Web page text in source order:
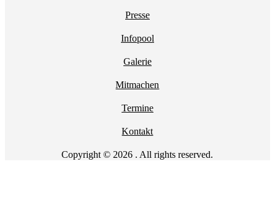
Presse
Infopool
Galerie
Mitmachen
Termine
Kontakt
Copyright © 2026 . All rights reserved.